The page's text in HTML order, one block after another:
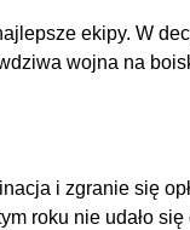
ekipy. W
wojna na
i zgranie się
roku nie udało się